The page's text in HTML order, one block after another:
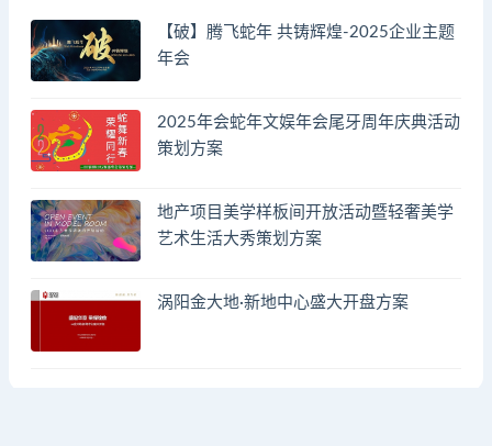
【破】腾飞蛇年 共铸辉煌-2025企业主题
年会
2025年会蛇年文娱年会尾牙周年庆典活动
策划方案
地产项目美学样板间开放活动暨轻奢美学
艺术生活大秀策划方案
涡阳金大地·新地中心盛大开盘方案